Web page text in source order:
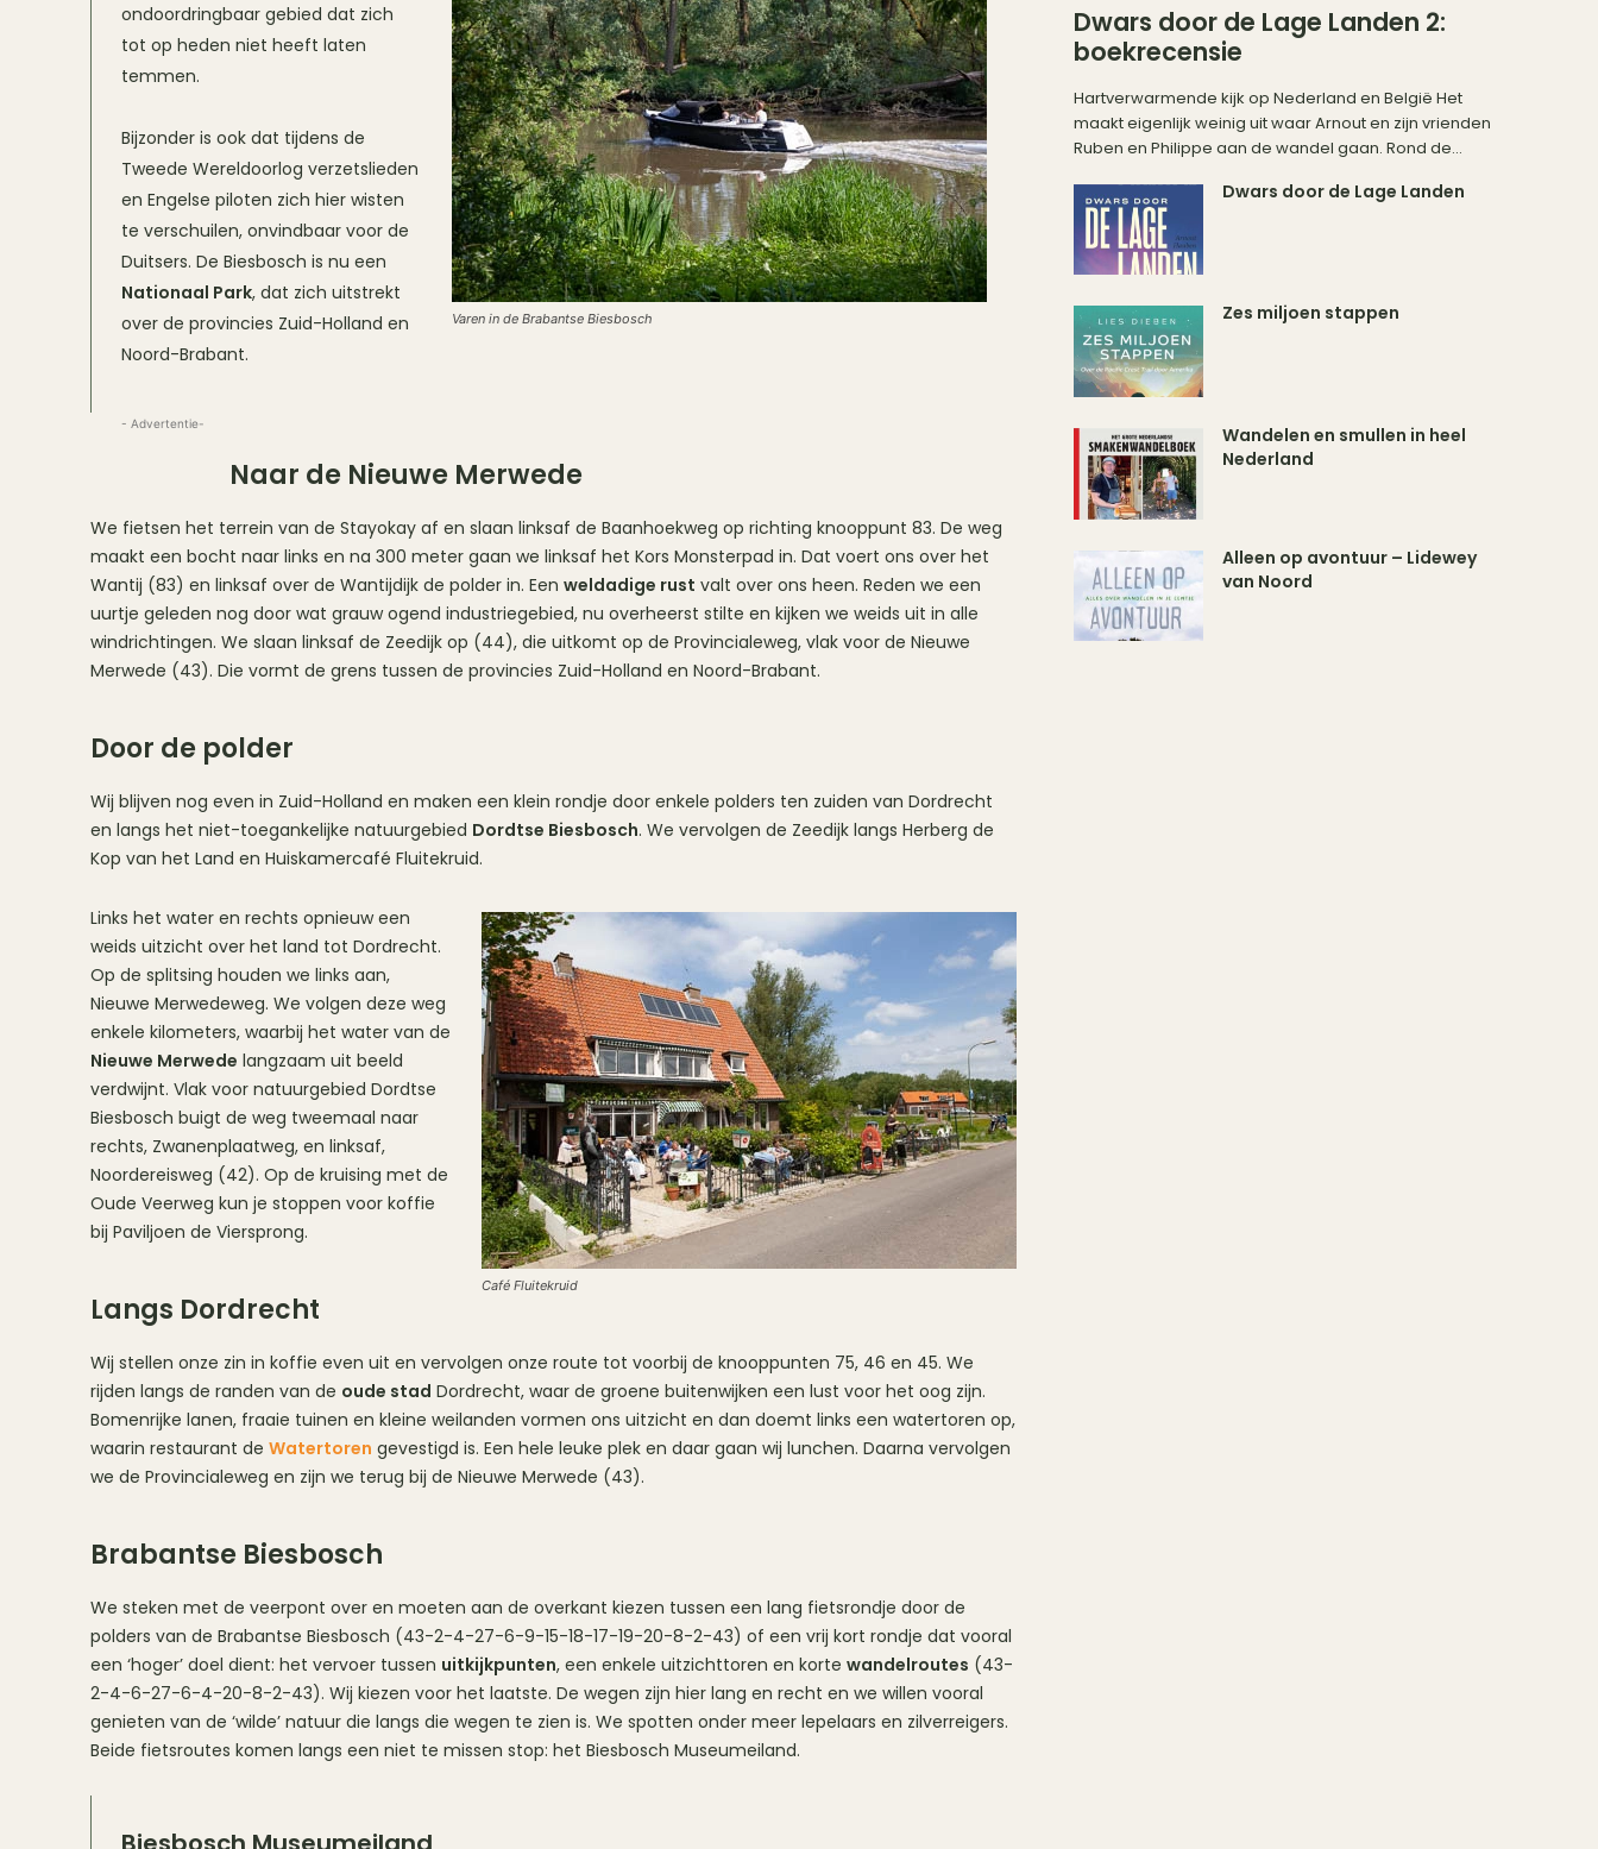
Varen in de Brabantse Biesbosch
ondoordringbaar gebied dat zich
tot op heden niet heeft laten
temmen.
Bijzonder is ook dat tijdens de
Tweede Wereldoorlog verzetslieden
en Engelse piloten zich hier wisten
te verschuilen, onvindbaar voor de
Duitsers. De Biesbosch is nu een
Nationaal Park, dat zich uitstrekt
over de provincies Zuid-Holland en
Noord-Brabant.
- Advertentie-
Naar de Nieuwe Merwede
We fietsen het terrein van de Stayokay af en slaan linksaf de Baanhoekweg op richting knooppunt 83. De weg
maakt een bocht naar links en na 300 meter gaan we linksaf het Kors Monsterpad in. Dat voert ons over het
Wantij (83) en linksaf over de Wantijdijk de polder in. Een weldadige rust valt over ons heen. Reden we een
uurtje geleden nog door wat grauw ogend industriegebied, nu overheerst stilte en kijken we weids uit in alle
windrichtingen. We slaan linksaf de Zeedijk op (44), die uitkomt op de Provincialeweg, vlak voor de Nieuwe
Merwede (43). Die vormt de grens tussen de provincies Zuid-Holland en Noord-Brabant.
Door de polder
Wij blijven nog even in Zuid-Holland en maken een klein rondje door enkele polders ten zuiden van Dordrecht
en langs het niet-toegankelijke natuurgebied Dordtse Biesbosch. We vervolgen de Zeedijk langs Herberg de
Kop van het Land en Huiskamercafé Fluitekruid.
Café Fluitekruid
Links het water en rechts opnieuw een
weids uitzicht over het land tot Dordrecht.
Op de splitsing houden we links aan,
Nieuwe Merwedeweg. We volgen deze weg
enkele kilometers, waarbij het water van de
Nieuwe Merwede langzaam uit beeld
verdwijnt. Vlak voor natuurgebied Dordtse
Biesbosch buigt de weg tweemaal naar
rechts, Zwanenplaatweg, en linksaf,
Noordereisweg (42). Op de kruising met de
Oude Veerweg kun je stoppen voor koffie
bij Paviljoen de Viersprong.
Langs Dordrecht
Wij stellen onze zin in koffie even uit en vervolgen onze route tot voorbij de knooppunten 75, 46 en 45. We
rijden langs de randen van de oude stad Dordrecht, waar de groene buitenwijken een lust voor het oog zijn.
Bomenrijke lanen, fraaie tuinen en kleine weilanden vormen ons uitzicht en dan doemt links een watertoren op,
waarin restaurant de Watertoren gevestigd is. Een hele leuke plek en daar gaan wij lunchen. Daarna vervolgen
we de Provincialeweg en zijn we terug bij de Nieuwe Merwede (43).
Brabantse Biesbosch
We steken met de veerpont over en moeten aan de overkant kiezen tussen een lang fietsrondje door de
polders van de Brabantse Biesbosch (43-2-4-27-6-9-15-18-17-19-20-8-2-43) of een vrij kort rondje dat vooral
een ‘hoger’ doel dient: het vervoer tussen uitkijkpunten, een enkele uitzichttoren en korte wandelroutes (43-
2-4-6-27-6-4-20-8-2-43). Wij kiezen voor het laatste. De wegen zijn hier lang en recht en we willen vooral
genieten van de ‘wilde’ natuur die langs die wegen te zien is. We spotten onder meer lepelaars en zilverreigers.
Beide fietsroutes komen langs een niet te missen stop: het Biesbosch Museumeiland.
Dwars door de Lage Landen 2:
boekrecensie
Hartverwarmende kijk op Nederland en België Het
maakt eigenlijk weinig uit waar Arnout en zijn vrienden
Ruben en Philippe aan de wandel gaan. Rond de...
Dwars door de Lage Landen
Zes miljoen stappen
Wandelen en smullen in heel
Nederland
Alleen op avontuur – Lidewey
van Noord